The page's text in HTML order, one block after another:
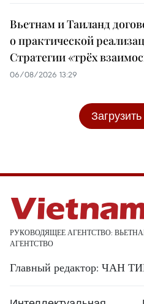
Вьетнам и Таиланд
о практической
Стратегии «трёх
06/08/2026 13:29
РУКОВОДЯЩЕЕ АГЕНТСТВО:
АГЕНТСТВО
Главный редактор: ЧАН